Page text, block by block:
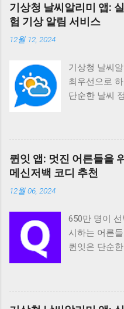
기상청 날씨알리미 앱:
험 기상 알림 서비스
12월 12, 2024
기상청 날씨
최우선으로
단순한 날씨
과 정보를 제
기상 정보와
높은 사용자
습니다 이 앱
위치를 정확
습도 체감온
확인할 수 있
오존 농도 등
하는 지역의
습니다 전국
하며 자주 확
퀸잇 앱: 멋진 어른들을
메신저백 코디 추천
12월 06, 2024
650만 명이
시하는 어른
퀸잇은 단순
비스를 제공
렌디한 신상
AI 기반의 추